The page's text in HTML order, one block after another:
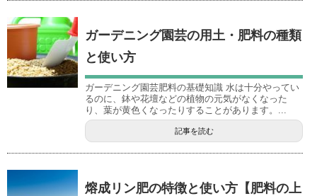
ガーデニング園芸の用土・肥料の種類
と使い方
ガーデニング園芸肥料の基礎知識 水は十分やってい
るのに、鉢や花壇などの植物の元気がなくなった
り、葉が黄色くなったりすることがあります。...
記事を読む
熔成リン肥の特徴と使い方【肥料の上